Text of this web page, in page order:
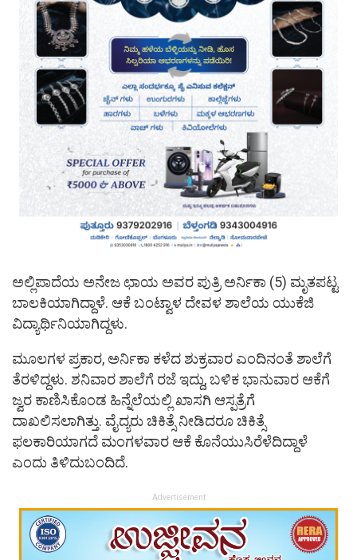
ಅಲ್ಲಿಪಾದೆಯ ಅನೇಜ ಛಾಯ ಅವರ ಪುತ್ರಿ ಅರ್ನಿಕಾ (5) ಮೃತಪಟ್ಟ
ಬಾಲಕಿಯಾಗಿದ್ದಾಳೆ. ಆಕೆ ಬಂಟ್ವಾಳ ದೇವಳ ಶಾಲೆಯ ಯುಕೆಜಿ
ವಿದ್ಯಾರ್ಥಿನಿಯಾಗಿದ್ದಳು.
ಮೂಲಗಳ ಪ್ರಕಾರ, ಅರ್ನಿಕಾ ಕಳೆದ ಶುಕ್ರವಾರ ಎಂದಿನಂತೆ ಶಾಲೆಗೆ
ತೆರಳಿದ್ದಳು. ಶನಿವಾರ ಶಾಲೆಗೆ ರಜೆ ಇದ್ದು, ಬಳಿಕ ಭಾನುವಾರ ಆಕೆಗೆ
ಜ್ವರ ಕಾಣಿಸಿಕೊಂಡ ಹಿನ್ನೆಲೆಯಲ್ಲಿ ಖಾಸಗಿ ಆಸ್ಪತ್ರೆಗೆ
ದಾಖಲಿಸಲಾಗಿತ್ತು. ವೈದ್ಯರು ಚಿಕಿತ್ಸೆ ನೀಡಿದರೂ ಚಿಕಿತ್ಸೆ
ಫಲಕಾರಿಯಾಗದೆ ಮಂಗಳವಾರ ಆಕೆ ಕೊನೆಯುಸಿರೆಳೆದಿದ್ದಾಳೆ
ಎಂದು ತಿಳಿದುಬಂದಿದೆ.
Advertisement